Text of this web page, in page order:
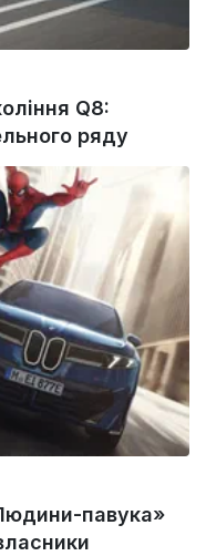
Q8:
ряду
павука»